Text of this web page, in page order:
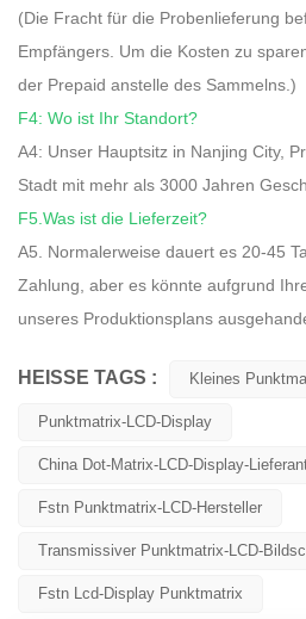
(Die Fracht für die Probenlieferung
Empfängers. Um die Kosten zu
der Prepaid anstelle des Sammelns.)
F4: Wo ist Ihr Standort?
A4: Unser Hauptsitz in Nanjing City,
Stadt mit mehr als 3000 Jahren
F5.Was ist die Lieferzeit?
A5. Normalerweise dauert es 20-45
Zahlung, aber es könnte aufgrund
unseres Produktionsplans
HEISSE TAGS : Kleines
Punktmatrix-LCD-Display
China Dot-Matrix-LCD-Display-
Fstn Punktmatrix-LCD-Hersteller
Transmissiver Punktmatrix-LCD-
Fstn Lcd-Display Punktmatrix